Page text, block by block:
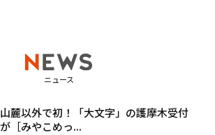
ニュース
山麓以外で初！「大文字」の護摩木受付
が［みやこめっ...